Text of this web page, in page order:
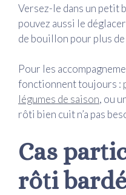
Versez-le dans un petit
pouvez aussi le
de bouillon pour plus de
Pour les
fonctionnent toujours :
légumes de saison, ou
rôti bien cuit n’a pas
Cas
rôti bardé